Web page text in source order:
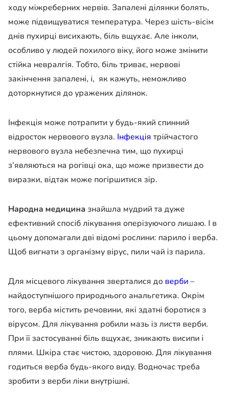
ходу міжреберних нервів. Запалені ділянки болять,
може підвищуватися температура. Через шість-вісім
днів пухирці висихають, біль вщухає. Але інколи,
особливо у людей похилого віку, його може змінити
стійка невралгія. Тобто, біль триває, нервові
закінчення запалені, і, як кажуть, неможливо
доторкнутися до уражених ділянок.
Інфекція може потрапити у будь-який спинний
відросток нервового вузла. Інфекція трійчастого
нервового вузла небезпечна тим, що пухирці
з’являються на рогівці ока, що може призвести до
виразки, відтак може погіршитися зір.
Народна медицина знайшла мудрий та дуже
ефективний спосіб лікування оперізуючого лишаю. І в
цьому допомагали дві відомі рослини: парило і верба.
Щоб вигнати з організму вірус, пили чай із парила.
Для місцевого лікування зверталися до верби–
найдоступнішого природнього анальгетика. Окрім
того, верба містить речовини, які здатні боротися з
вірусом. Для лікування робили мазь із листя верби.
При її застосуванні біль вщухає, зникають висипи і
плями. Шкіра стає чистою, здоровою. Для лікування
годиться верба будь-якого виду. Водночас треба
зробити з верби ліки внутрішні.